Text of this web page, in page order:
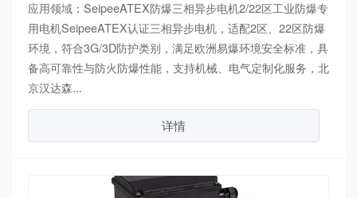
应用领域：SeipeeATEX防爆三相异步电机2/22区工业防爆专
用电机SeipeeATEX认证三相异步电机，适配2区、22区防爆
环境，符合3G/3D防护类别，满足欧洲易爆环境安全标准，具
备高可靠性与防火防爆性能，支持机械、电气定制化服务，北
京汉达森...
详情